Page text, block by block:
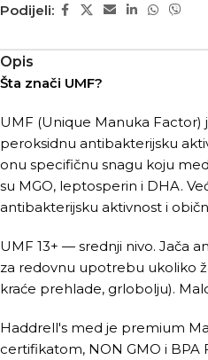
Podijeli:
Opis
Šta znači UMF?
UMF (Unique Manuka Factor)
peroksidnu antibakterijsku
onu specifičnu snagu koju
su MGO, leptosperin i DHA.
antibakterijsku aktivnost i
UMF 13+ — srednji nivo. Jača
za redovnu upotrebu ukoliko
kraće prehlade, grlobolju).
Haddrell's med je premium
certifikatom, NON GMO i BPA